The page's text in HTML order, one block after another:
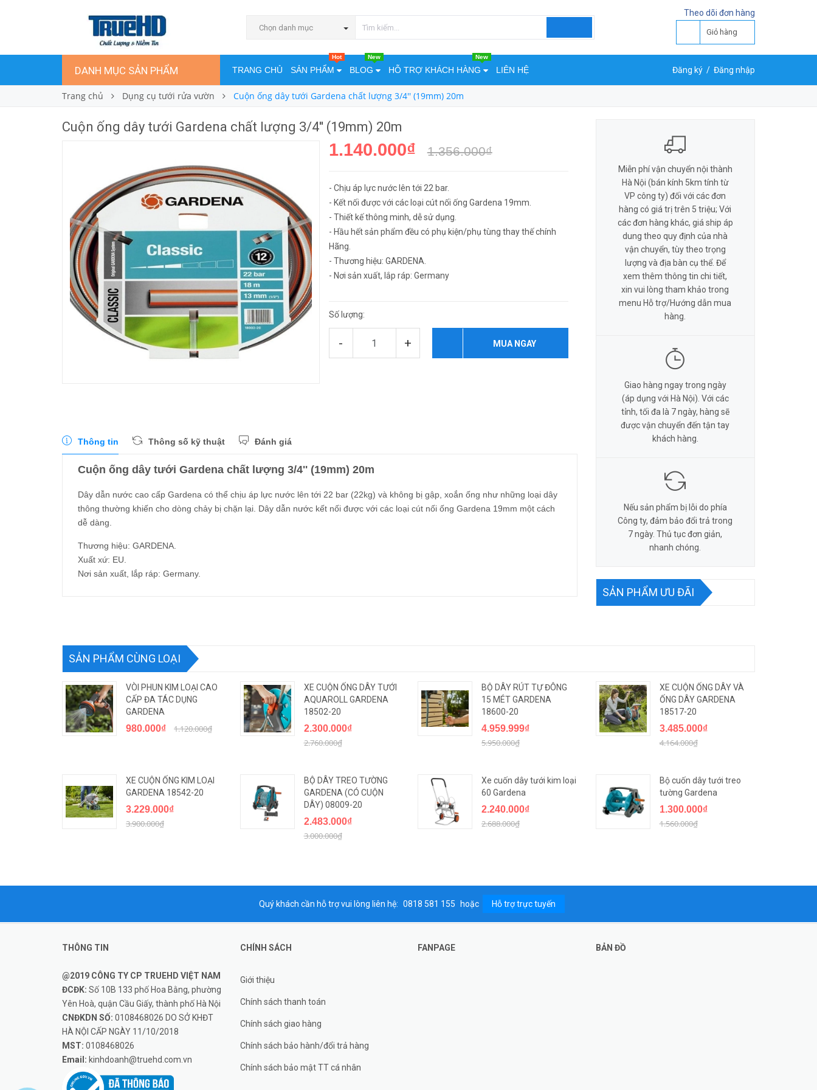
Chọn danh mục
Theo dõi đơn hàng
Giỏ hàng
DANH MỤC SẢN PHẨM TRANG CHỦ SẢN PHẨM
Hot
BLOG
New
HỖ TRỢ KHÁCH HÀNG
New
LIÊN HỆ Đăng ký / Đăng nhập
Trang chủ Dụng cụ tưới rửa vườn Cuộn ống dây tưới Gardena chất lượng 3/4'' (19mm) 20m
Cuộn ống dây tưới Gardena chất lượng 3/4'' (19mm) 20m
1.140.000₫ 1.356.000₫
- Chịu áp lực nước lên tới 22 bar.
- Kết nối được với các loại cút nối ống Gardena 19mm.
- Thiết kế thông minh, dễ sử dụng.
- Hầu hết sản phẩm đều có phụ kiện/phụ tùng thay thế chính
Hãng.
- Thương hiệu: GARDENA.
- Nơi sản xuất, lắp ráp: Germany
Số lượng:
- + MUA NGAY
Giá bán: 1.140.000₫ MUA NGAY LIÊN HỆ ĐẶT HÀNG
0818 581 155
Thông tin Thông số kỹ thuật Đánh giá
Cuộn ống dây tưới Gardena chất lượng 3/4'' (19mm) 20m
Dây dẫn nước cao cấp Gardena có thể chịu áp lực nước lên tới 22 bar (22kg) và không bị gập, xoắn ống như những loại dây
thông thường khiến cho dòng chảy bị chặn lại. Dây dẫn nước kết nối được với các loại cút nối ống Gardena 19mm một cách
dễ dàng.
Thương hiệu: GARDENA.
Xuất xứ: EU.
Nơi sản xuất, lắp ráp: Germany.
Miễn phí vận chuyển nội thành
Hà Nội (bán kính 5km tính từ
VP công ty) đối với các đơn
hàng có giá trị trên 5 triệu; Với
các đơn hàng khác, giá ship áp
dung theo quy định của nhà
vận chuyển, tùy theo trọng
lượng và địa bàn cụ thể. Để
xem thêm thông tin chi tiết,
xin vui lòng tham khảo trong
menu Hỗ trợ/Hướng dẫn mua
hàng.
Giao hàng ngay trong ngày
(áp dụng với Hà Nội). Với các
tỉnh, tối đa là 7 ngày, hàng sẽ
được vận chuyển đến tận tay
khách hàng.
Nếu sản phẩm bị lỗi do phía
Công ty, đảm bảo đổi trả trong
7 ngày. Thủ tục đơn giản,
nhanh chóng.
SẢN PHẨM ƯU ĐÃI
SẢN PHẨM CÙNG LOẠI
VÒI PHUN KIM LOẠI CAO
CẤP ĐA TÁC DỤNG
GARDENA
980.000₫ 1.120.000₫
XE CUỘN ỐNG DÂY TƯỚI
AQUAROLL GARDENA
18502-20
2.300.000₫
2.760.000₫
BỘ DÂY RÚT TỰ ĐÔNG
15 MÉT GARDENA
18600-20
4.959.999₫
5.950.000₫
XE CUỘN ỐNG DÂY VÀ
ỐNG DÂY GARDENA
18517-20
3.485.000₫
4.164.000₫
XE CUỘN ỐNG KIM LOẠI
GARDENA 18542-20
3.229.000₫
3.900.000₫
BỘ DÂY TREO TƯỜNG
GARDENA (CÓ CUỘN
DÂY) 08009-20
2.483.000₫
3.000.000₫
Xe cuốn dây tưới kim loại
60 Gardena
2.240.000₫
2.688.000₫
Bộ cuốn dây tưới treo
tường Gardena
1.300.000₫
1.560.000₫
Quý khách cần hỗ trợ vui lòng liên hệ: 0818 581 155 hoặc Hỗ trợ trực tuyến
THÔNG TIN
@2019 CÔNG TY CP TRUEHD VIỆT NAM
ĐCĐK: Số 10B 133 phố Hoa Bằng, phường
Yên Hoà, quận Cầu Giấy, thành phố Hà Nội
CNĐKDN SỐ: 0108468026 DO SỞ KHĐT
HÀ NỘI CẤP NGÀY 11/10/2018
MST: 0108468026
Email: kinhdoanh@truehd.com.vn
CHÍNH SÁCH
Giới thiệu
Chính sách thanh toán
Chính sách giao hàng
Chính sách bảo hành/đổi trả hàng
Chính sách bảo mật TT cá nhân
FANPAGE BẢN ĐỒ